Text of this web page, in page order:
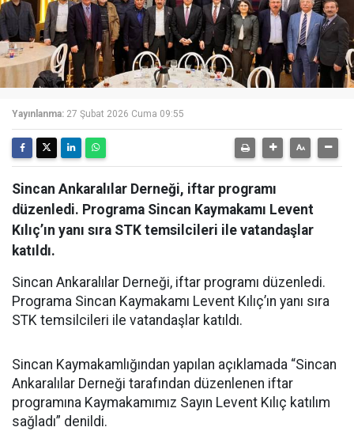
Yayınlanma: 27 Şubat 2026 Cuma 09:55
Sincan Ankaralılar Derneği, iftar programı
düzenledi. Programa Sincan Kaymakamı Levent
Kılıç’ın yanı sıra STK temsilcileri ile vatandaşlar
katıldı.
Sincan Ankaralılar Derneği, iftar programı düzenledi.
Programa Sincan Kaymakamı Levent Kılıç’ın yanı sıra
STK temsilcileri ile vatandaşlar katıldı.
Sincan Kaymakamlığından yapılan açıklamada “Sincan
Ankaralılar Derneği tarafından düzenlenen iftar
programına Kaymakamımız Sayın Levent Kılıç katılım
sağladı” denildi.